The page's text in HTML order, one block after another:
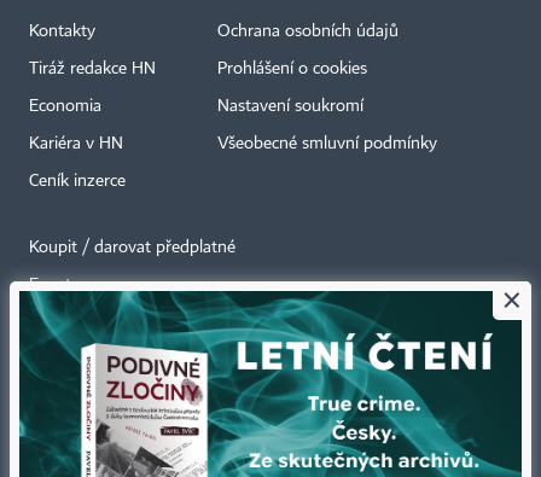
Kontakty
Tiráž redakce HN
Economia
Kariéra v HN
Ceník inzerce
Ochrana osobních údajů
Prohlášení o cookies
Nastavení soukromí
Všeobecné smluvní podmínky
Koupit / darovat předplatné
Eventy
Newslettery
RSS kanály
Autorská práva vykonává vydavatel. Bez písemného svolení vydavatele je
zakázáno jakékoli užití částí nebo celku díla, zejména rozmnožování a šíření
×